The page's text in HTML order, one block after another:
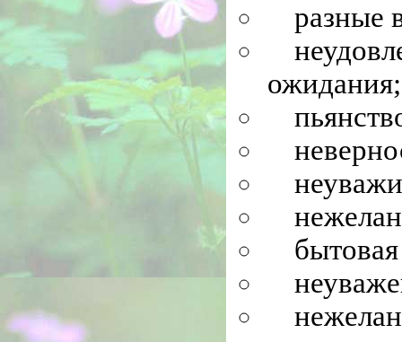
разные
ожидания;